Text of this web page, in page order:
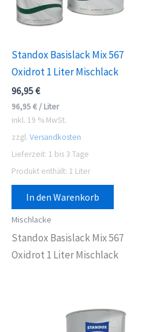
Standox Basislack Mix 567
Oxidrot 1 Liter Mischlack
96,95€
96,95€ / Liter
inkl. 19 % MwSt.
zzgl. Versandkosten
Lieferzeit: 1 bis 3 Tage
Produkt enthält: 1 Liter
In den Warenkorb
Mischlacke
Standox Basislack Mix 567
Oxidrot 1 Liter Mischlack